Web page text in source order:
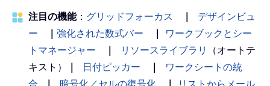
注目の機能： グリッドフォーカス ｜
デザインビュ
ー
｜ 強化された数式バー ｜
ワークブックとシー
トマネージャー
｜ リソースライブラリ
（オートテ
キスト）
｜ 日付ピッカー ｜
ワークシートの統